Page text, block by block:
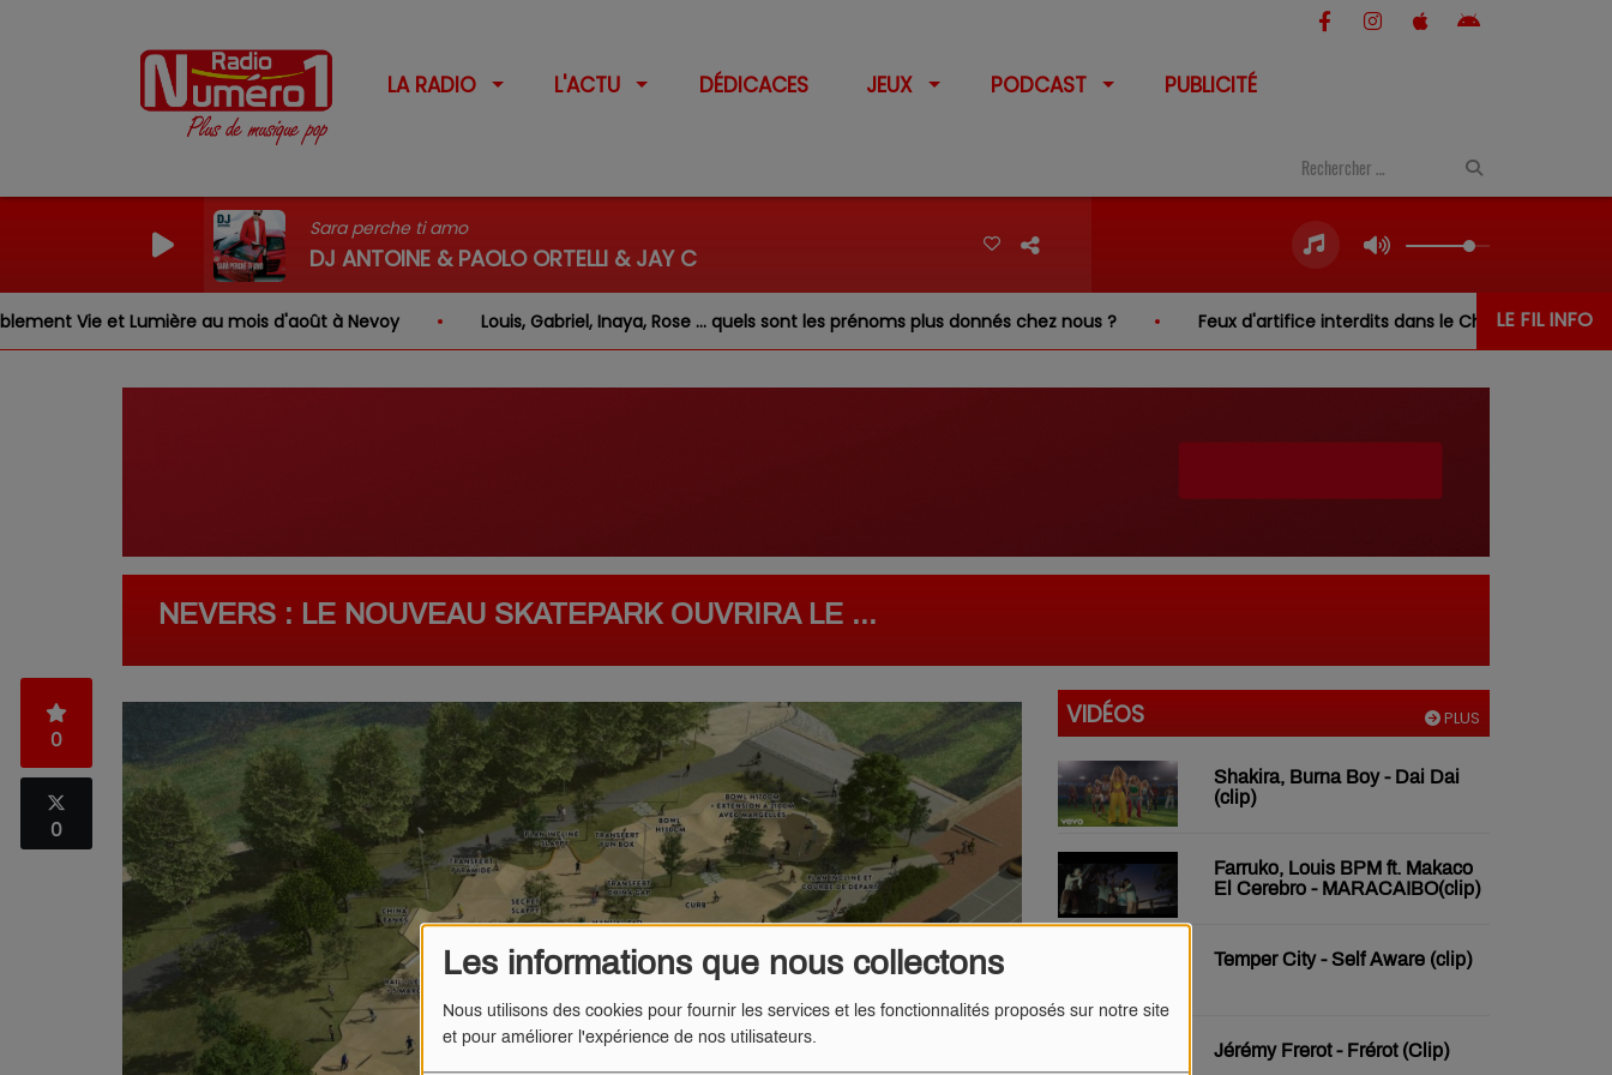
Les informations que nous collectons
Nous utilisons des cookies pour fournir les services et les fonctionnalités proposés sur notre site
et pour améliorer l'expérience de nos utilisateurs.
LA RADIO L'ACTU DÉDICACES JEUX PODCAST PUBLICITÉ
Sara perche ti amo
DJ ANTOINE & PAOLO ORTELLI & JAY C
LE FIL INFO
et Lumière au mois d'août à Nevoy Louis, Gabriel, Inaya, Rose … quels sont les prénoms plus donnés chez nous ? Feux d'artifice interdits dans le Cher… sauf au-dessus de
NEVERS : LE NOUVEAU SKATEPARK OUVRIRA LE ...
0
0
PLUS
VIDÉOS
Shakira, Burna Boy - Dai Dai
(clip)
Farruko, Louis BPM ft. Makaco
El Cerebro - MARACAIBO(clip)
Temper City - Self Aware (clip)
Jérémy Frerot - Frérot (Clip)